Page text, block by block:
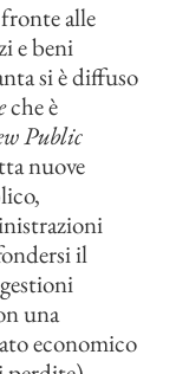
alle
e beni
si è diffuso
che è
Public
nuove
il
una
economico